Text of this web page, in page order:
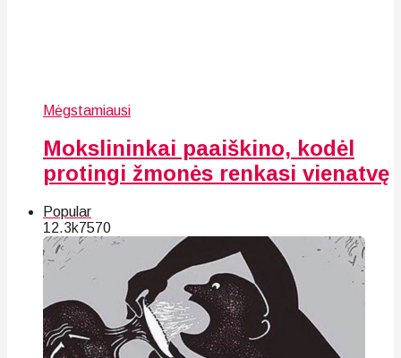
Mėgstamiausi
Mokslininkai paaiškino, kodėl
protingi žmonės renkasi vienatvę
Popular
12.3k7570